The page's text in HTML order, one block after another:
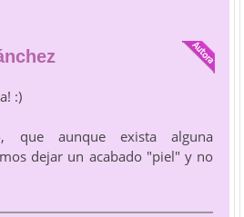
:)
que aunque exista alguna
dejar un acabado "piel" y no